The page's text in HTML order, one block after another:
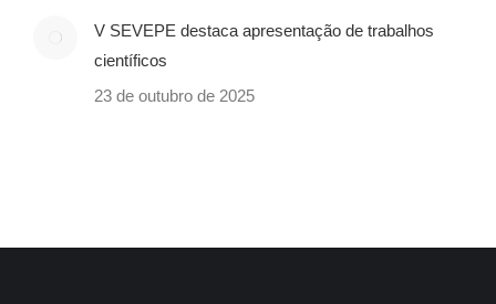
V SEVEPE destaca apresentação de trabalhos
científicos
23 de outubro de 2025